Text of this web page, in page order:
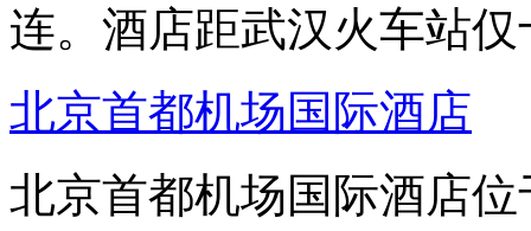
连。酒店距武汉火车站
北京首都机场国际酒店
北京首都机场国际酒店